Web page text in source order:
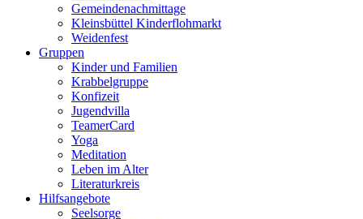
Gemeindenachmittage
Kleinsbüttel Kinder­flohmarkt
Weidenfest
Gruppen
Kinder und Familien
Krabbelgruppe
Konfizeit
Jugendvilla
TeamerCard
Yoga
Meditation
Leben im Alter
Literaturkreis
Hilfsangebote
Seelsorge